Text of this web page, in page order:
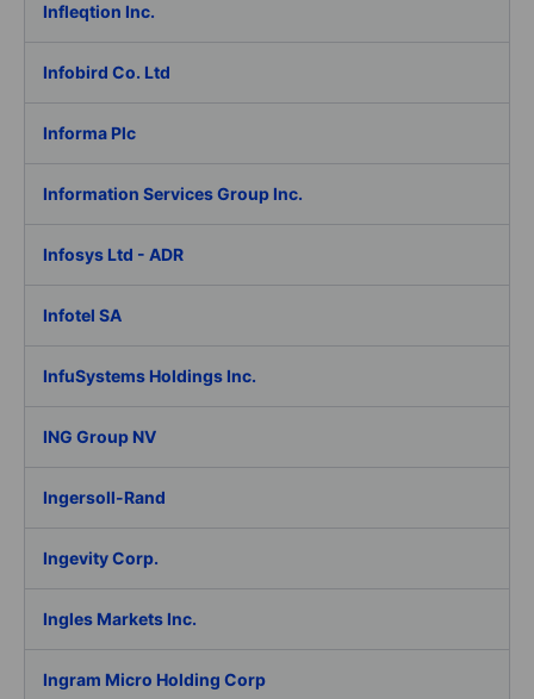
Infleqtion Inc.
Infobird Co. Ltd
Informa Plc
Information Services Group Inc.
Infosys Ltd - ADR
Infotel SA
InfuSystems Holdings Inc.
ING Group NV
Ingersoll-Rand
Ingevity Corp.
Ingles Markets Inc.
Ingram Micro Holding Corp